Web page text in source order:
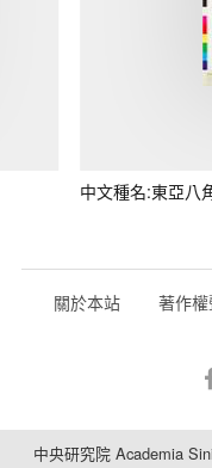
中文種名:東亞八
關於本站 著作
中央研究院 Academia